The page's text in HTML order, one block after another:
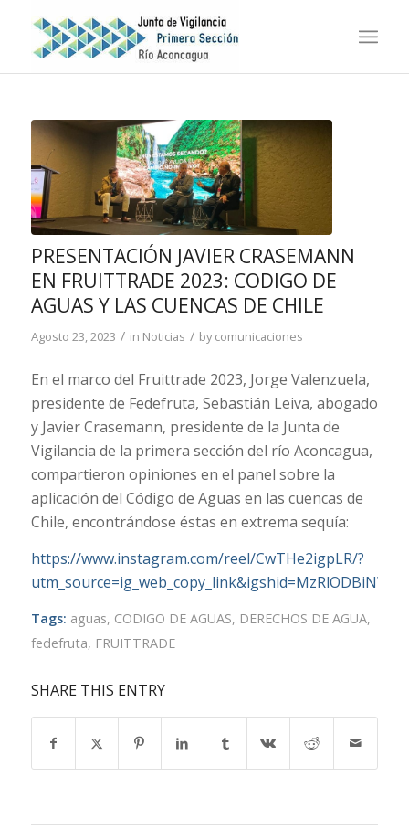
PRESENTACIÓN JAVIER CRASEMANN
EN FRUITTRADE 2023: CODIGO DE
AGUAS Y LAS CUENCAS DE CHILE
Agosto 23, 2023 / in Noticias / bycomunicaciones
En el marco del Fruittrade 2023, Jorge Valenzuela,
presidente de Fedefruta, Sebastián Leiva, abogado
y Javier Crasemann, presidente de la Junta de
Vigilancia de la primera sección del río Aconcagua,
compartieron opiniones en el panel sobre la
aplicación del Código de Aguas en las cuencas de
Chile, encontrándose éstas en extrema sequía:
https://www.instagram.com/reel/CwTHe2igpLR/?
Tags: aguas, CODIGO DE AGUAS, DERECHOS DE AGUA,
fedefruta, FRUITTRADE
SHARE THIS ENTRY